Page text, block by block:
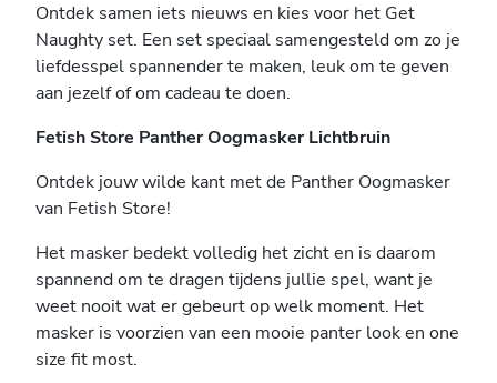
Ontdek samen iets nieuws en kies voor het Get
Naughty set. Een set speciaal samengesteld om zo je
liefdesspel spannender te maken, leuk om te geven
aan jezelf of om cadeau te doen.
Fetish Store Panther Oogmasker Lichtbruin
Ontdek jouw wilde kant met de Panther Oogmasker
van Fetish Store!
Het masker bedekt volledig het zicht en is daarom
spannend om te dragen tijdens jullie spel, want je
weet nooit wat er gebeurt op welk moment. Het
masker is voorzien van een mooie panter look en one
size fit most.